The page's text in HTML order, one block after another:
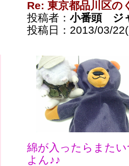
Re: 東京都品川区の
投稿者： 小番頭 ジ
投稿日：2013/03/
綿が入ったらまた
よん♪♪